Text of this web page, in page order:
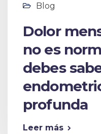
Blog
Dolor
no es
debes
profunda
Leer más